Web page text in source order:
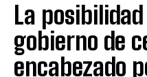
La
gobierno de
encabezado